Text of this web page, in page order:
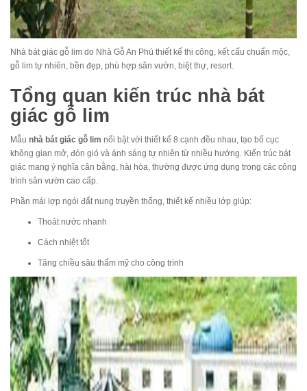
Nhà bát giác gỗ lim do Nhà Gỗ An Phú thiết kế thi công, kết cấu chuẩn mộc,
gỗ lim tự nhiên, bền đẹp, phù hợp sân vườn, biệt thự, resort.
Tổng quan kiến trúc nhà bát
giác gỗ lim
Mẫu nhà bát giác gỗ lim nổi bật với thiết kế 8 cạnh đều nhau, tạo bố cục
không gian mở, đón gió và ánh sáng tự nhiên từ nhiều hướng. Kiến trúc bát
giác mang ý nghĩa cân bằng, hài hòa, thường được ứng dụng trong các công
trình sân vườn cao cấp.
Phần mái lợp ngói đất nung truyền thống, thiết kế nhiều lớp giúp:
Thoát nước nhanh
Cách nhiệt tốt
Tăng chiều sâu thẩm mỹ cho công trình